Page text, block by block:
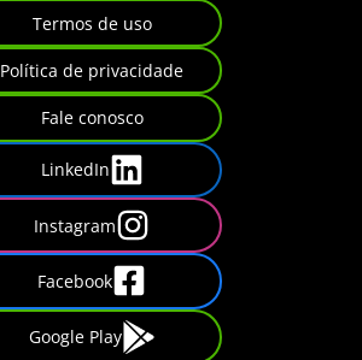
Termos de uso
Política de privacidade
Fale conosco
LinkedIn
Instagram
Facebook
Google Play